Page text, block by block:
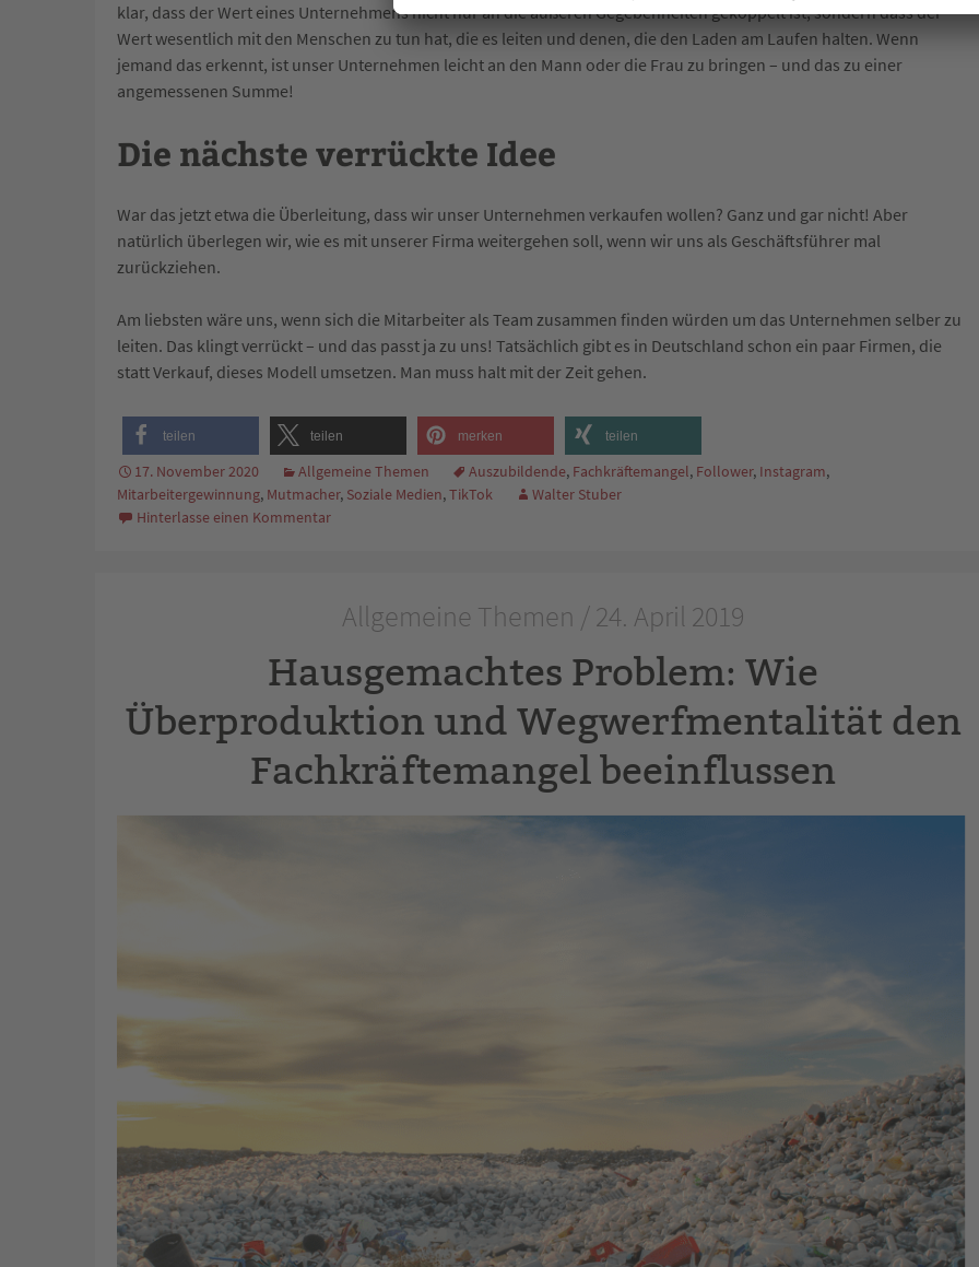
klar, dass der Wert eines Unternehmens nicht nur an die äußeren Gegebenheiten gekoppelt ist, sondern dass der
Wert wesentlich mit den Menschen zu tun hat, die es leiten und denen, die den Laden am Laufen halten. Wenn
jemand das erkennt, ist unser Unternehmen leicht an den Mann oder die Frau zu bringen – und das zu einer
angemessenen Summe!
Die nächste verrückte Idee
War das jetzt etwa die Überleitung, dass wir unser Unternehmen verkaufen wollen? Ganz und gar nicht! Aber
natürlich überlegen wir, wie es mit unserer Firma weitergehen soll, wenn wir uns als Geschäftsführer mal
zurückziehen.
Am liebsten wäre uns, wenn sich die Mitarbeiter als Team zusammen finden würden um das Unternehmen selber zu
leiten. Das klingt verrückt – und das passt ja zu uns! Tatsächlich gibt es in Deutschland schon ein paar Firmen, die
statt Verkauf, dieses Modell umsetzen. Man muss halt mit der Zeit gehen.
teilen teilen merken teilen
17. November 2020 Allgemeine Themen Auszubildende, Fachkräftemangel, Follower, Instagram,
Mitarbeitergewinnung, Mutmacher, Soziale Medien,TikTok
Walter Stuber
Hinterlasse einen Kommentar
Allgemeine Themen / 24. April 2019
Hausgemachtes Problem: Wie
Überproduktion und Wegwerfmentalität den
Fachkräftemangel beeinflussen